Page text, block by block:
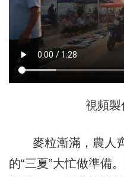
視頻製
麥粒漸滿，農人齊
的“三夏”大忙做準備